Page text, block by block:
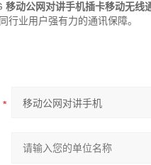
移动公网对讲手机插卡移动无线
行业用户强有力的通讯保障。